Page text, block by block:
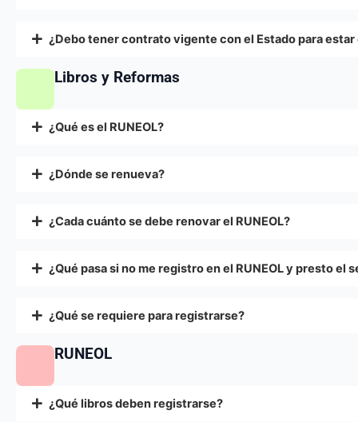
¿Debo tener contrato vigente con el Estado para estar
Libros y Reformas
¿Qué es el RUNEOL?
¿Dónde se renueva?
¿Cada cuánto se debe renovar el RUNEOL?
¿Qué pasa si no me registro en el RUNEOL y presto el
¿Qué se requiere para registrarse?
RUNEOL
¿Qué libros deben registrarse?